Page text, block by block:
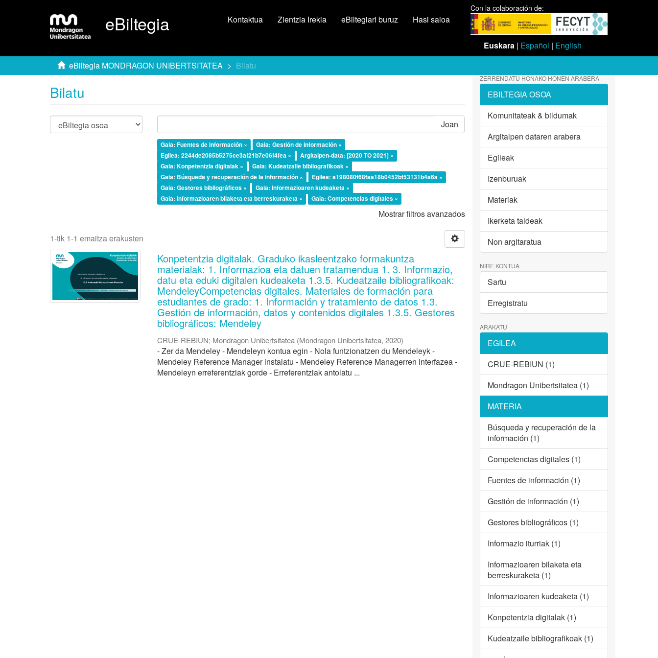
eBiltegia
Con la colaboración de:
Euskara | Español | English
Kontaktua Zientzia Irekia eBiltegiari buruz Hasi saioa
eBiltegia MONDRAGON UNIBERTSITATEA Bilatu
Bilatu
Joan
Gaia: Fuentes de información ×
Gaia: Gestión de información ×
Egilea: 2244de2085b5275ce3af21b7e06f4fea ×
Argitalpen-data: [2020 TO 2021] ×
Gaia: Konpetentzia digitalak ×
Gaia: Kudeatzaile bibliografikoak ×
Gaia: Búsqueda y recuperación de la información ×
Egilea: a198080f68faa18b0452bf53131b4a6a ×
Gaia: Gestores bibliográficos ×
Gaia: Informazioaren kudeaketa ×
Gaia: Informazioaren bilaketa eta berreskuraketa ×
Gaia: Competencias digitales ×
Mostrar filtros avanzados
1-tik 1-1 emaitza erakusten
Konpetentzia digitalak. Graduko ikasleentzako formakuntza
materialak: 1. Informazioa eta datuen tratamendua 1. 3. Informazio,
datu eta eduki digitalen kudeaketa 1.3.5. Kudeatzaile bibliografikoak:
MendeleyCompetencias digitales. Materiales de formación para
estudiantes de grado: 1. Información y tratamiento de datos 1.3.
Gestión de información, datos y contenidos digitales 1.3.5. Gestores
bibliográficos: Mendeley
CRUE-REBIUN; Mondragon Unibertsitatea (Mondragon Unibertsitatea,2020)
- Zer da Mendeley - Mendeleyn kontua egin - Nola funtzionatzen du Mendeleyk -
Mendeley Reference Manager instalatu - Mendeley Reference Managerren interfazea -
Mendeleyn erreferentziak gorde - Erreferentziak antolatu ...
ZERRENDATU HONAKO HONEN ARABERA
EBILTEGIA OSOA
Komunitateak & bildumak
Argitalpen dataren arabera
Egileak
Izenburuak
Materiak
Ikerketa taldeak
Non argitaratua
NIRE KONTUA
Sartu
Erregistratu
ARAKATU
EGILEA
CRUE-REBIUN (1)
Mondragon Unibertsitatea (1)
MATERIA
Búsqueda y recuperación de la
información (1)
Competencias digitales (1)
Fuentes de información (1)
Gestión de información (1)
Gestores bibliográficos (1)
Informazio iturriak (1)
Informazioaren bilaketa eta
berreskuraketa (1)
Informazioaren kudeaketa (1)
Konpetentzia digitalak (1)
Kudeatzaile bibliografikoak (1)